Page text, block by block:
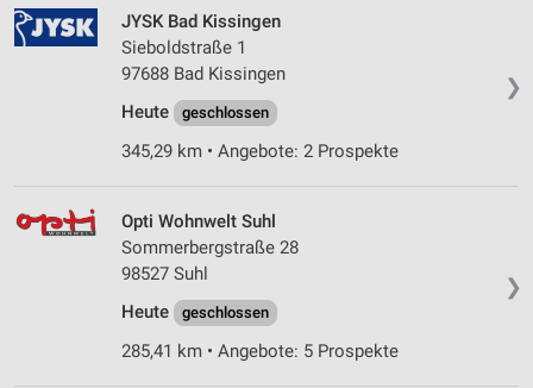
❯
JYSK Bad Kissingen
Sieboldstraße 1
97688 Bad Kissingen
Heute
geschlossen
345,29 km • Angebote: 2 Prospekte
❯
Opti Wohnwelt Suhl
Sommerbergstraße 28
98527 Suhl
Heute
geschlossen
285,41 km • Angebote: 5 Prospekte